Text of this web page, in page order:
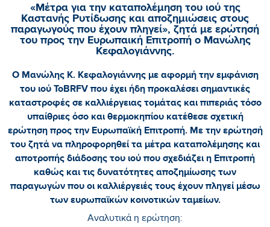
«Μέτρα για την καταπολέμηση του ιού της
Καστανής Ρυτίδωσης και αποζημιώσεις στους
παραγωγούς που έχουν πληγεί», ζητά με ερώτησή
του προς την Ευρωπαική Επιτροπή ο Μανώλης
Κεφαλογιάννης.
Ο Μανώλης Κ. Κεφαλογιάννης με αφορμή την εμφάνιση
του ιού ToBRFV που έχει ήδη προκαλέσει σημαντικές
καταστροφές σε καλλιέργειας τομάτας και πιπεριάς τόσο
υπαίθριες όσο και θερμοκηπίου κατέθεσε σχετική
ερώτηση προς την Ευρωπαϊκή Επιτροπή. Με την ερώτησή
του ζητά να πληροφορηθεί τα μέτρα καταπολέμησης και
αποτροπής διάδοσης του ιού που σχεδιάζει η Επιτροπή
καθώς και τις δυνατότητες αποζημίωσης των
παραγωγών που οι καλλιέργειές τους έχουν πληγεί μέσω
των ευρωπαϊκών κοινοτικών ταμείων.
Αναλυτικά η ερώτηση: